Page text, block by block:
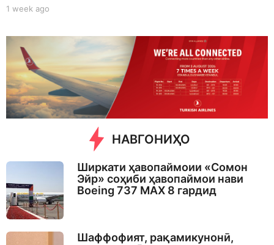
1 week ago
g
o
НАВГОНИҲО
Ширкати ҳавопаймоии «Сомон
Эйр» соҳиби ҳавопаймои нави
Boeing 737 MAX 8 гардид
Шаффофият, рақамикунонӣ,